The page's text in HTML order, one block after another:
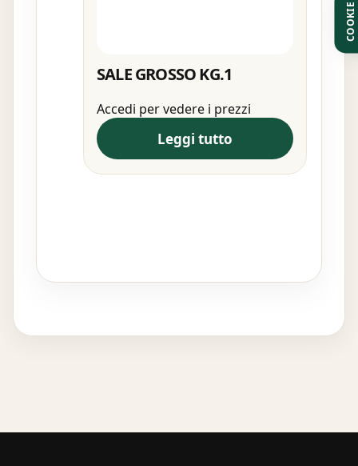
SALE GROSSO KG.1
Accedi per vedere i prezzi
Leggi tutto
COOKIE